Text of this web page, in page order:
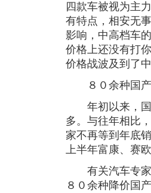
四款车被视为主
有特点，相安无
影响，中高档车
价格上还没有打
价格战波及到了
８０余种国产
年初以来，国
多。与往年相比
家不再等到年底
上半年富康、赛
有关汽车专家
８０余种降价国